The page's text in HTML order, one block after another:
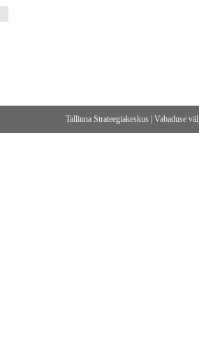
Tallinna Strateegiakeskus |Vabaduse